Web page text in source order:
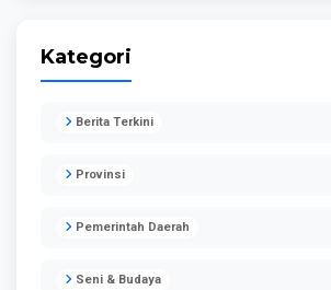
Kategori
Berita Terkini
Provinsi
Pemerintah Daerah
Seni & Budaya